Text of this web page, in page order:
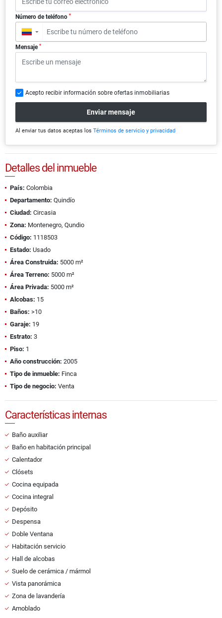
Número de teléfono *
▼
Mensaje *
Acepto recibir información sobre ofertas inmobiliarias
Enviar mensaje
Al enviar tus datos aceptas los Términos de servicio y privacidad
Detalles del inmueble
País: Colombia
Departamento: Quindío
Ciudad: Circasia
Zona: Montenegro, Qundio
Código: 1118503
Estado: Usado
Área Construida: 5000 m²
Área Terreno: 5000 m²
Área Privada: 5000 m²
Alcobas: 15
Baños: >10
Garaje: 19
Estrato: 3
Piso: 1
Año construcción: 2005
Tipo de inmueble: Finca
Tipo de negocio: Venta
Características internas
Baño auxiliar
Baño en habitación principal
Calentador
Clósets
Cocina equipada
Cocina integral
Depósito
Despensa
Doble Ventana
Habitación servicio
Hall de alcobas
Suelo de cerámica / mármol
Vista panorámica
Zona de lavandería
Amoblado